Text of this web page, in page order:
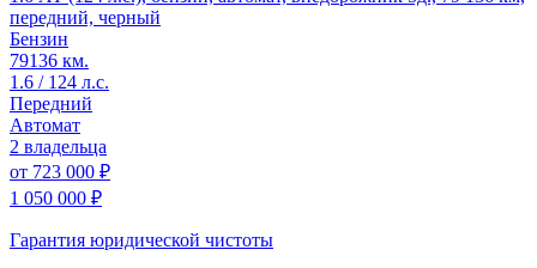
передний, черный
Бензин
79136 км.
1.6 / 124 л.с.
Передний
Автомат
2 владельца
от 723 000 ₽
1 050 000 ₽
Гарантия юридической чистоты